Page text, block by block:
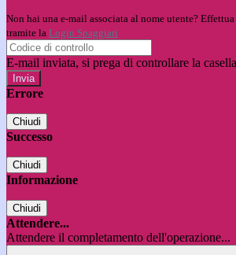
Non hai una e-mail associata al nome utente?
tramite la Login Spaggiari
E-mail inviata, si prega di controllare la
Errore
Chiudi
Successo
Chiudi
Informazione
Chiudi
Attendere...
Attendere il completamento dell'operazione...